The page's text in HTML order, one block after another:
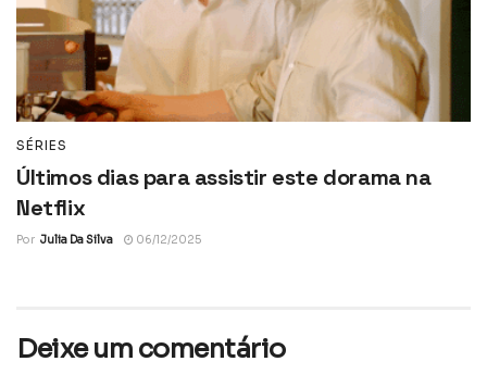
SÉRIES
Últimos dias para assistir este dorama na
Netflix
Por Julia Da Silva 06/12/2025
Deixe um comentário